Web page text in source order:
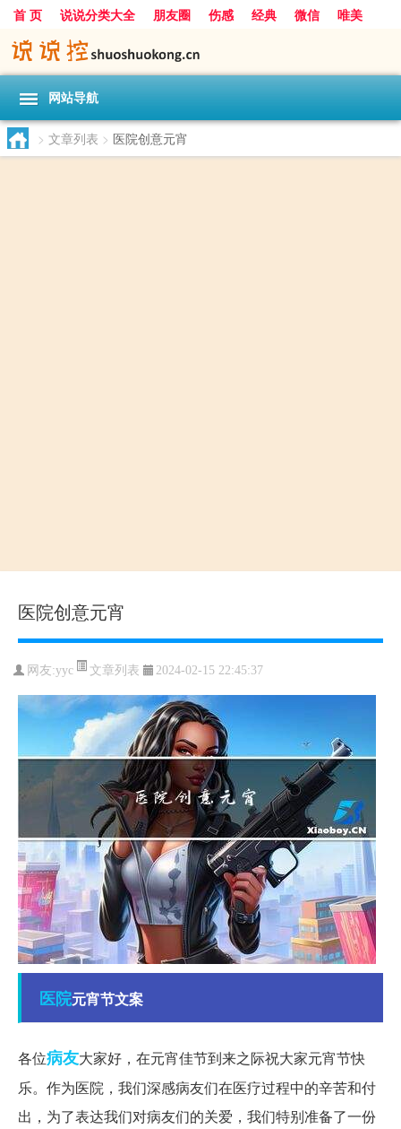
首 页 说说分类大全 朋友圈 伤感 经典 微信
唯美
励志
爱情 搞笑
网站导航
> 文章列表 > 医院创意元宵
医院创意元宵
网友:yyc 文章列表 2024-02-15 22:45:37
医院元宵节文案
各位病友大家好，在元宵佳节到来之际祝大家元宵节快
乐。作为医院，我们深感病友们在医疗过程中的辛苦和付
出，为了表达我们对病友们的关爱，我们特别准备了一份